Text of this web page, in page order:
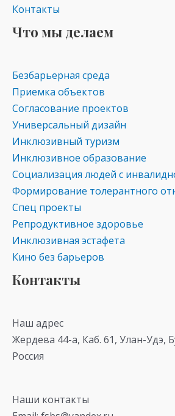
Контакты
Что мы делаем
Безбарьерная среда
Приемка объектов
Согласование проектов
Универсальный дизайн
Инклюзивный туризм
Инклюзивное образование
Социализация людей с
Формирование толерантного
Спец проекты
Репродуктивное здоровье
Инклюзивная эстафета
Кино без барьеров
Контакты
Наш адрес
Жердева 44-а, Каб. 61, Улан-Удэ,
Россия
Наши контакты